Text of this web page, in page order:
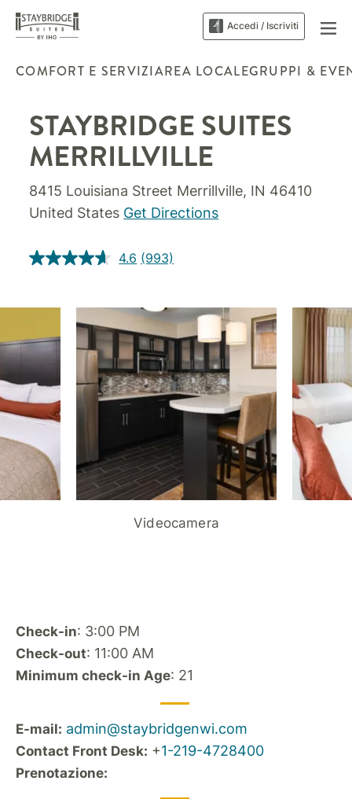
Accedi / Iscriviti
COMFORT E SERVIZIAREA LOCALEGRUPPI &
STAYBRIDGE SUITES
MERRILLVILLE
8415 Louisiana Street Merrillville, IN 46410
United States Get Directions
4.6 (993)
Videocamera
Check-in: 3:00 PM
Check-out: 11:00 AM
Minimum check-in Age: 21
E-mail: admin@staybridgenwi.com
Contact Front Desk: +1-219-4728400
Prenotazione: